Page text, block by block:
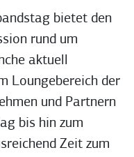
bietet den
rund um
aktuell
Loungebereich der
und Partnern
bis hin zum
Zeit zum